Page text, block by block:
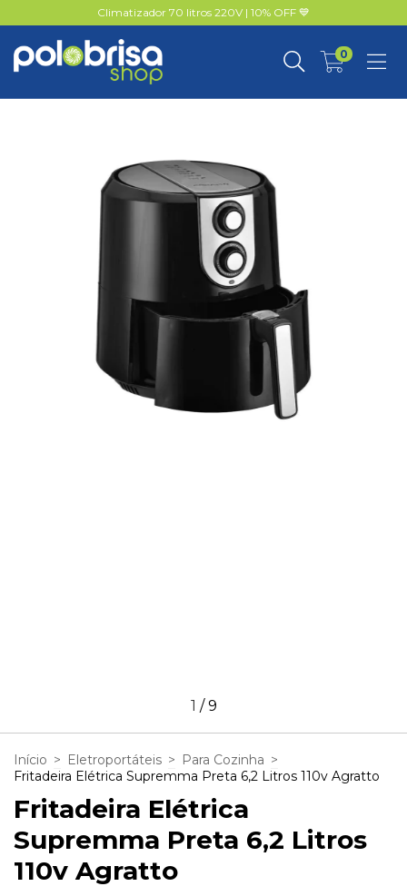
Climatizador 70 litros 220V | 10% OFF 💙
0
1 /9
Início > Eletroportáteis > Para Cozinha >
Fritadeira Elétrica Supremma Preta 6,2 Litros 110v Agratto
Fritadeira Elétrica
Supremma Preta 6,2 Litros
110v Agratto